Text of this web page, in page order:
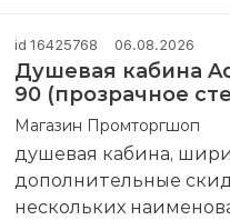
id 16425768 06.08.2026
Душевая кабина
90 (прозрачное
Магазин Промторгшоп
душевая кабина,
дополнительные
нескольких